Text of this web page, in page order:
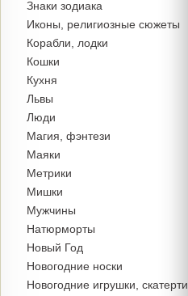
Знаки зодиака
Иконы, религиозные сюжеты
Корабли, лодки
Кошки
Кухня
Львы
Люди
Магия, фэнтези
Маяки
Метрики
Мишки
Мужчины
Натюрморты
Новый Год
Новогодние носки
Новогодние игрушки, скатерти